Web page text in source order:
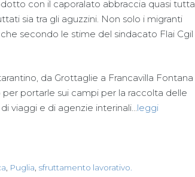
con il caporalato abbraccia quasi tutta
sia tra gli aguzzini. Non solo i migranti
secondo le stime del sindacato Flai Cgil
da Grottaglie a Francavilla Fontana
portarle sui campi per la raccolta delle
viaggi e di agenzie interinali… leggi
Puglia sfruttamento lavorativo.